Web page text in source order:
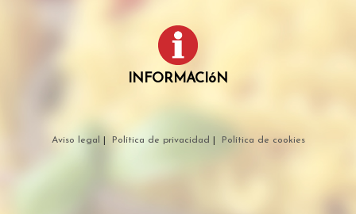
INFORMACIóN
Aviso legal Política de privacidad Política de cookies